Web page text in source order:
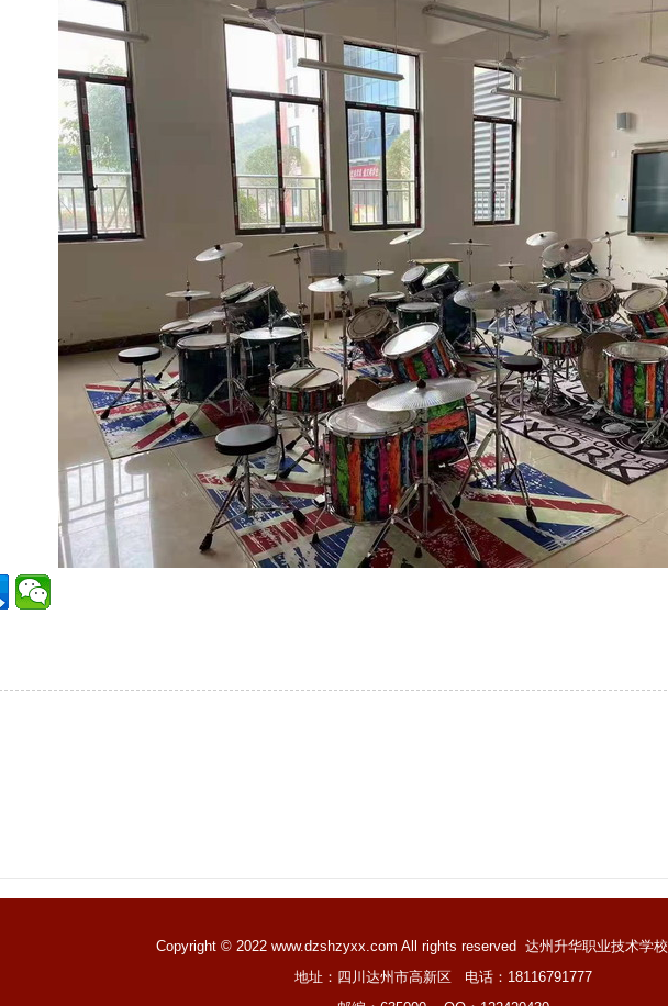
Copyright © 2022 www.dzshzyxx.com All rights reserved 达州升华职业技术学校
地址：四川达州市高新区 电话：18116791777